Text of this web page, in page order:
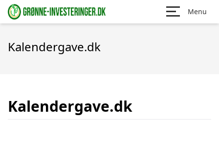
Menu
Kalendergave.dk
Kalendergave.dk